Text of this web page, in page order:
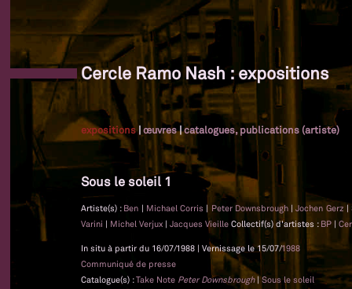
Cercle Ramo Nash : expositions
expositions|œuvres|catalogues, publications (artiste)
Sous le soleil 1
Artiste(s) : Ben | Michael Corris | Peter Downsbrough |Jochen Gerz |
Varini | Michel Verjux | Jacques Vieille Collectif(s) d'artistes : BP |
In situ à partir du 16/07/1988 | Vernissage le 15/07/1988
Communiqué de presse
Catalogue(s) :Take Note Peter Downsbrough|Sous le soleil